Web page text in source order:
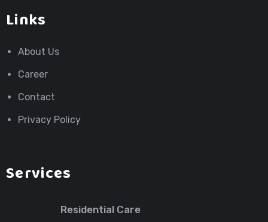
Links
About Us
Career
Contact
Privacy Policy
Services
Residential Care